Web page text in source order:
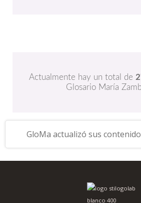
Actualmente hay un total de
Glosario María
GloMa actualizó sus